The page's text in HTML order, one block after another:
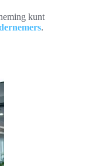
kunt
.